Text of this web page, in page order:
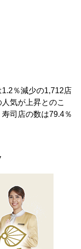
％減少の1,712店
気が上昇とのこ
司店の数は79.4％